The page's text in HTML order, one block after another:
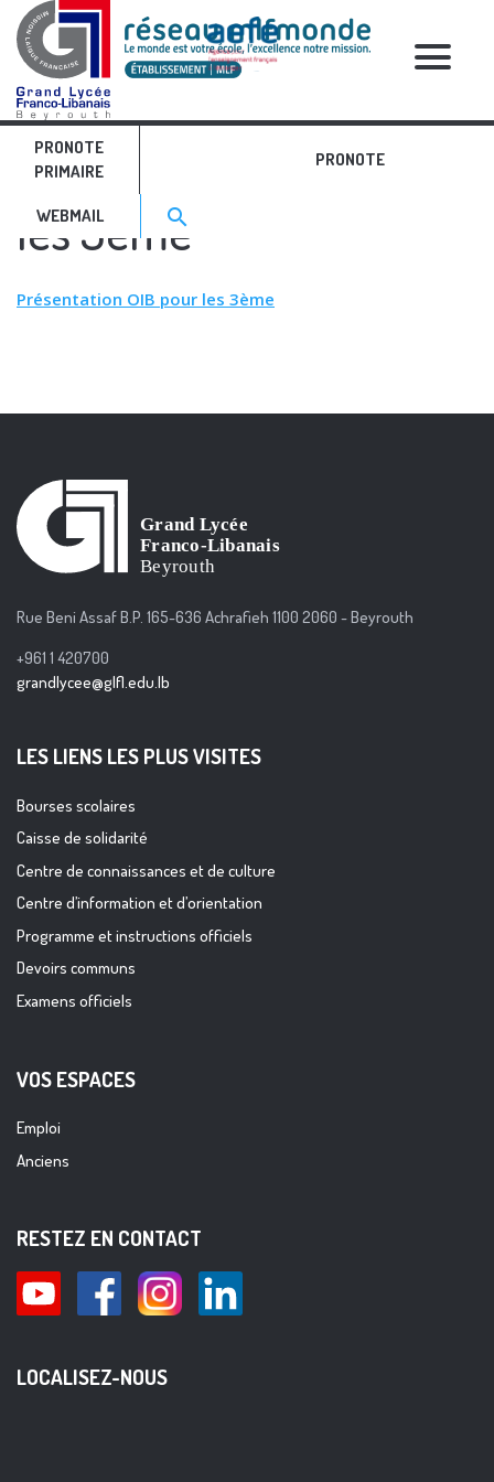
PRONOTE
PRIMAIRE
PRONOTE
WEBMAIL Search for:>
search
RELATIVE POSTS
Présentation OIB pour
les 3ème
Présentation OIB pour les 3ème
Rue Beni Assaf B.P. 165-636 Achrafieh 1100 2060 - Beyrouth
+961 1 420700
grandlycee@glfl.edu.lb
LES LIENS LES PLUS VISITES
Bourses scolaires
Caisse de solidarité
Centre de connaissances et de culture
Centre d’information et d’orientation
Programme et instructions officiels
Devoirs communs
Examens officiels
VOS ESPACES
Emploi
Anciens
RESTEZ EN CONTACT
LOCALISEZ-NOUS